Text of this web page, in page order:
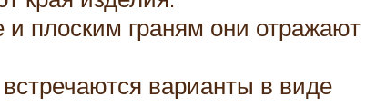
и плоским граням они отражают
варианты в виде